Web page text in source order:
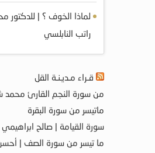
لماذا الخوف ؟ | للدكتور
راتب النابلسي
قـراء مـديـنـة القل
من سورة النجم القارئ محمد
ماتيسر من سورة البقرة
سورة القيامة | صالح ابراهيمي
ما تيسر من سورة الصف |